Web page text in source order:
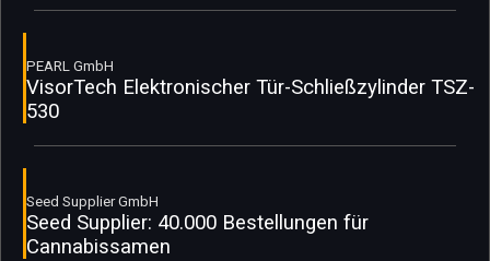
PEARL GmbH
VisorTech Elektronischer Tür-Schließzylinder TSZ-
530
Seed Supplier GmbH
Seed Supplier: 40.000 Bestellungen für
Cannabissamen